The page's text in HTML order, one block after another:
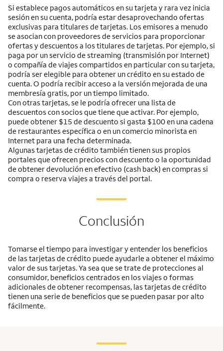
Si establece pagos automáticos en su tarjeta y rara vez inicia
sesión en su cuenta, podría estar desaprovechando ofertas
exclusivas para titulares de tarjetas. Los emisores a menudo
se asocian con proveedores de servicios para proporcionar
ofertas y descuentos a los titulares de tarjetas. Por ejemplo, si
paga por un servicio de streaming (transmisión por Internet)
o compañía de viajes compartidos en particular con su tarjeta,
podría ser elegible para obtener un crédito en su estado de
cuenta. O podría recibir acceso a la versión mejorada de una
membresía gratis, por un tiempo limitado.
Con otras tarjetas, se le podría ofrecer una lista de
descuentos con socios que tiene que activar. Por ejemplo,
puede obtener $15 de descuento si gasta $100 en una cadena
de restaurantes específica o en un comercio minorista en
Internet para una fecha determinada.
Algunas tarjetas de crédito también tienen sus propios
portales que ofrecen precios con descuento o la oportunidad
de obtener devolución en efectivo (cash back) en compras si
compra o reserva viajes a través del portal.
Conclusión
Tomarse el tiempo para investigar y entender los beneficios
de las tarjetas de crédito puede ayudarle a obtener el máximo
valor de sus tarjetas. Ya sea que se trate de protecciones al
consumidor, beneficios centrados en los viajes o formas
adicionales de obtener recompensas, las tarjetas de crédito
tienen una serie de beneficios que se pueden pasar por alto
fácilmente.